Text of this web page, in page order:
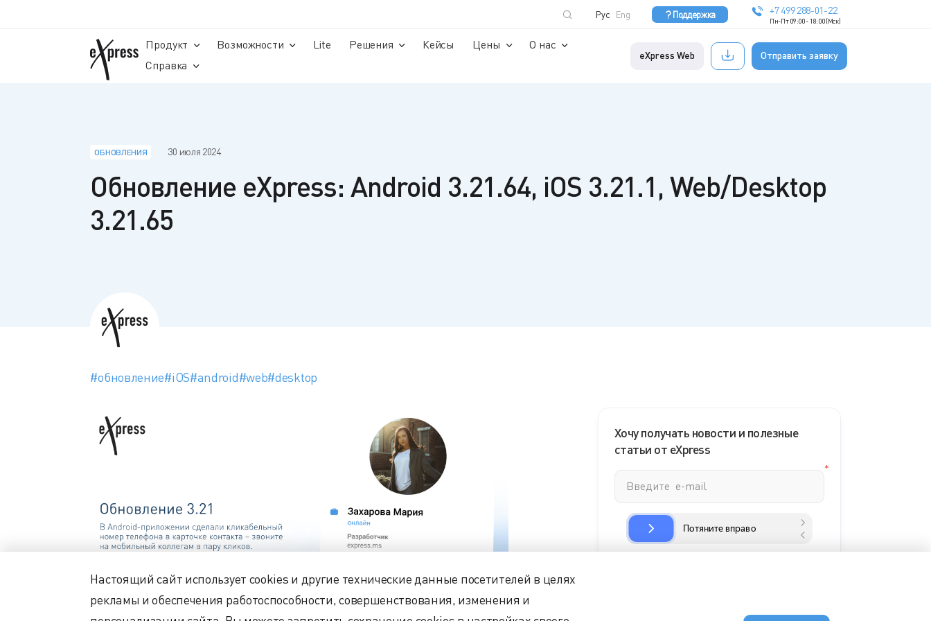
Поддержка +7 499 288-01-22
Пн-Пт 09:00 - 18:00 (Мск)
Рус Eng
eXpress Web Отправить заявку
Продукт Возможности Lite Решения Кейсы Цены
О нас
Справка
ОБНОВЛЕНИЯ 30 июля 2024
Обновление eXpress: Android 3.21.64, iOS 3.21.1, Web/Desktop
3.21.65
#обновление#iOS#android#web#desktop
Хочу получать новости и полезные
статьи от eXpress
Нажатием кнопки я согласен с
Настоящий сайт использует cookies и другие технические данные посетителей в целях
рекламы и обеспечения работоспособности, совершенствования, изменения и